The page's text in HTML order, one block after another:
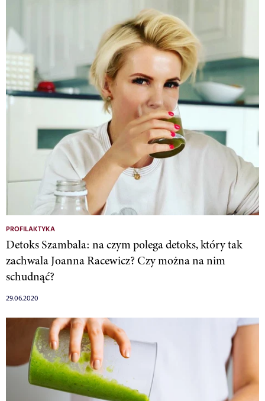
PROFILAKTYKA
Detoks Szambala: na czym polega detoks, który tak
zachwala Joanna Racewicz? Czy można na nim
schudnąć?
29.06.2020